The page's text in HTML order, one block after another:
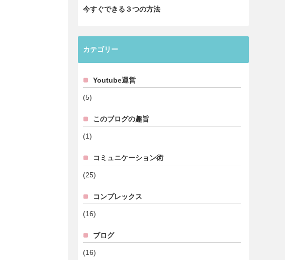
今すぐできる３つの方法
カテゴリー
Youtube運営
(5)
このブログの趣旨
(1)
コミュニケーション術
(25)
コンプレックス
(16)
ブログ
(16)